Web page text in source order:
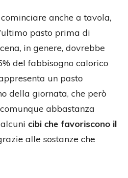
anche a tavola,
pasto prima di
in genere, dovrebbe
del fabbisogno calorico
un pasto
della giornata, che però
abbastanza
cibi che favoriscono il
alle sostanze che